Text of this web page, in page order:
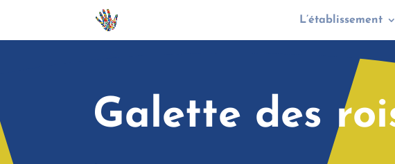
L’établissement
Galette des